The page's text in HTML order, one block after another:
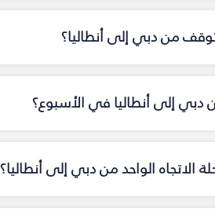
من دبي إلى أنطاليا؟
دبي إلى أنطاليا في الأسبوع؟
الاتجاه الواحد من دبي إلى أنطاليا؟